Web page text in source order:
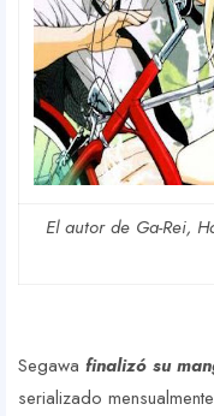
El autor de Ga-Rei,
Segawa finalizó su
serializado